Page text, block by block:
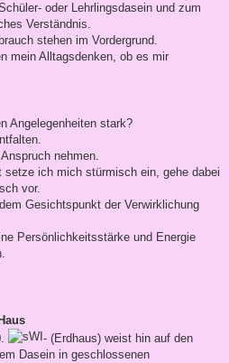
oder Lehrlingsdasein und zum
Verständnis.
stehen im Vordergrund.
mein Alltagsdenken, ob es mir
Angelegenheiten stark?
nehmen.
setze ich mich stürmisch ein, gehe dabei
vor.
Gesichtspunkt der Verwirklichung
Persönlichkeitsstärke und Energie
- (Erdhaus) weist hin auf den
Dasein in geschlossenen